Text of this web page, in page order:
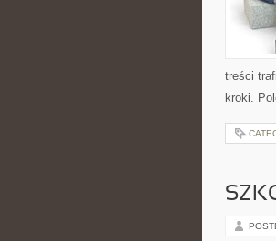
treści
kroki.